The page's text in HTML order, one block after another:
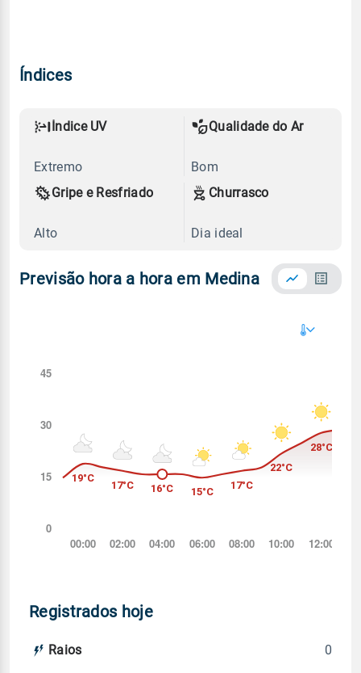
Índices
Índice UV
Extremo
Qualidade do Ar
Bom
Gripe e Resfriado
Alto
Churrasco
Dia ideal
Previsão hora a hora em Medina
Registrados hoje
Raios 0